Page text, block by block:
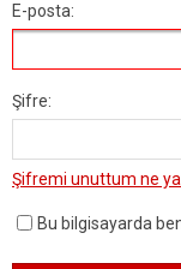
E-posta:
Şifre:
Şifremi unuttum ne
Bu bilgisayarda